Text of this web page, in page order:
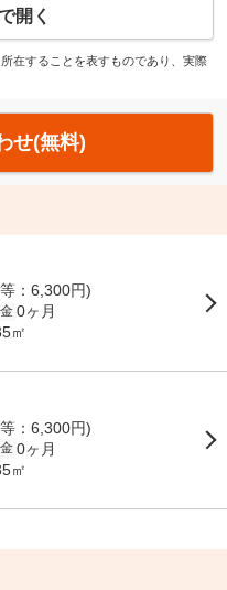
開く
在することを表すものであり、実際
せ(無料)
：6,300円)
0ヶ月
㎡
：6,300円)
0ヶ月
㎡